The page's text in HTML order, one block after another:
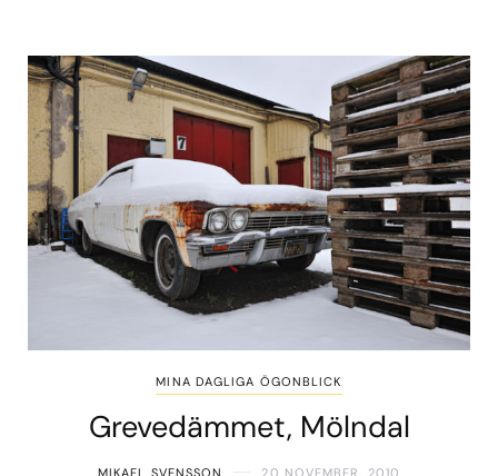
MINA DAGLIGA ÖGONBLICK
Grevedämmet, Mölndal
MIKAEL SVENSSON 20 NOVEMBER, 2010